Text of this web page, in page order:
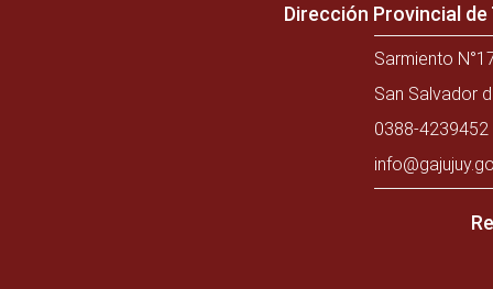
Dirección Provincial
Sarmiento
San Salvador
0388-